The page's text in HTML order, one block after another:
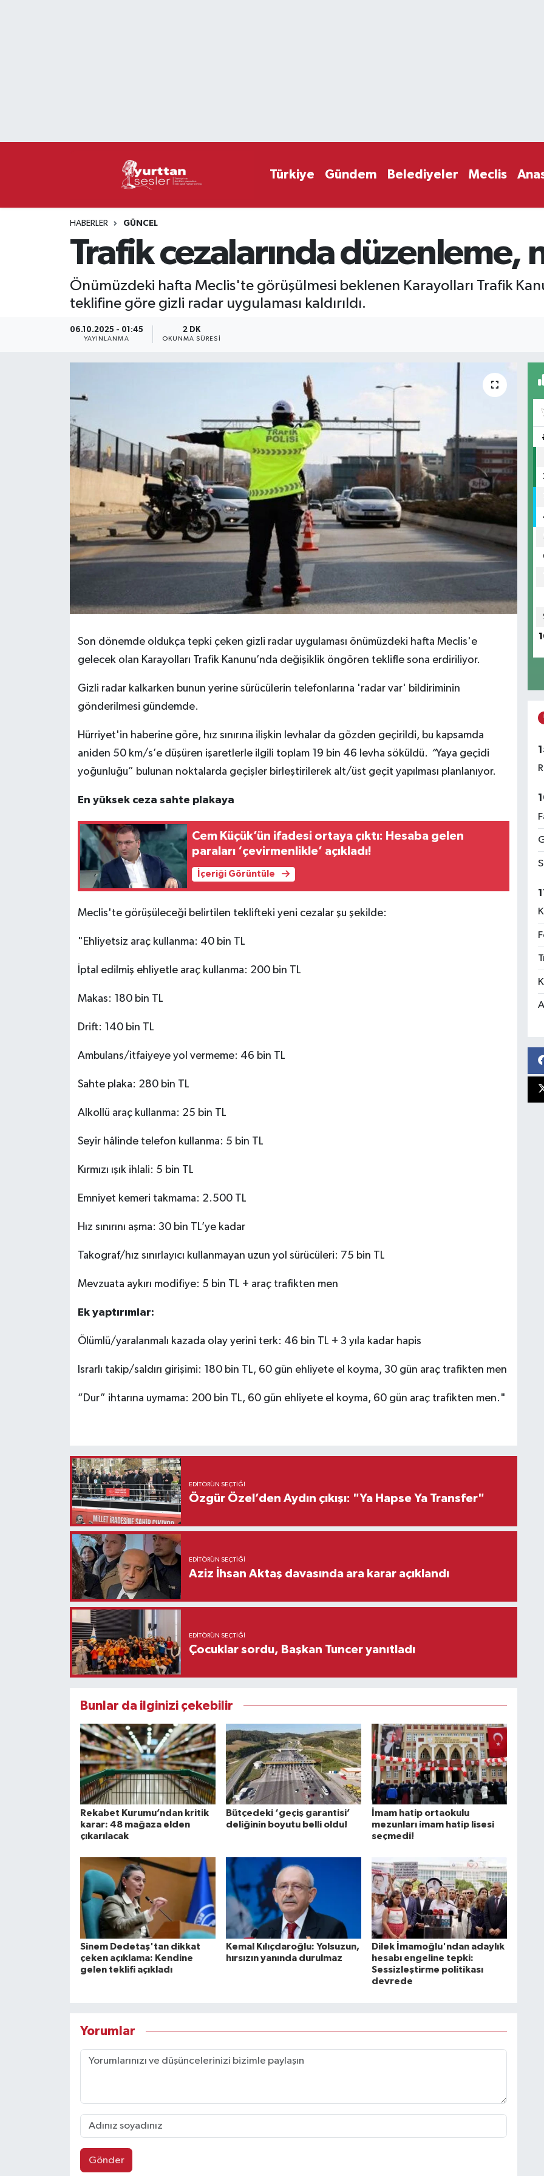
Türkiye Gündem Belediyeler Meclis
HABERLER GÜNCEL
Trafik cezalarında düzenleme,
Önümüzdeki hafta Meclis'te görüşülmesi beklenen Karayolları Trafik
teklifine göre gizli radar uygulaması kaldırıldı.
06.10.2025 - 01:45
YAYINLANMA
2 DK
OKUNMA SÜRESI
Son dönemde oldukça tepki çeken gizli radar uygulaması önümüzdeki hafta Meclis'e
gelecek olan Karayolları Trafik Kanunu’nda değişiklik öngören teklifle sona erdiriliyor.
Gizli radar kalkarken bunun yerine sürücülerin telefonlarına 'radar var' bildiriminin
gönderilmesi gündemde.
Hürriyet'in haberine göre, hız sınırına ilişkin levhalar da gözden geçirildi, bu kapsamda
aniden 50 km/s’e düşüren işaretlerle ilgili toplam 19 bin 46 levha söküldü. “Yaya geçidi
yoğunluğu” bulunan noktalarda geçişler birleştirilerek alt/üst geçit yapılması planlanıyor.
En yüksek ceza sahte plakaya
Cem Küçük’ün ifadesi ortaya çıktı: Hesaba gelen
paraları ‘çevirmenlikle’ açıkladı!
İçeriği Görüntüle
Meclis'te görüşüleceği belirtilen teklifteki yeni cezalar şu şekilde:
"Ehliyetsiz araç kullanma: 40 bin TL
İptal edilmiş ehliyetle araç kullanma: 200 bin TL
Makas: 180 bin TL
Drift: 140 bin TL
Ambulans/itfaiyeye yol vermeme: 46 bin TL
Sahte plaka: 280 bin TL
Alkollü araç kullanma: 25 bin TL
Seyir hâlinde telefon kullanma: 5 bin TL
Kırmızı ışık ihlali: 5 bin TL
Emniyet kemeri takmama: 2.500 TL
Hız sınırını aşma: 30 bin TL’ye kadar
Takograf/hız sınırlayıcı kullanmayan uzun yol sürücüleri: 75 bin TL
Mevzuata aykırı modifiye: 5 bin TL + araç trafikten men
Ek yaptırımlar:
Ölümlü/yaralanmalı kazada olay yerini terk: 46 bin TL + 3 yıla kadar hapis
Israrlı takip/saldırı girişimi: 180 bin TL, 60 gün ehliyete el koyma, 30 gün araç trafikten men
“Dur” ihtarına uymama: 200 bin TL, 60 gün ehliyete el koyma, 60 gün araç trafikten men."
EDITÖRÜN SEÇTIĞI
Özgür Özel’den Aydın çıkışı: "Ya Hapse Ya Transfer"
EDITÖRÜN SEÇTIĞI
Aziz İhsan Aktaş davasında ara karar açıklandı
EDITÖRÜN SEÇTIĞI
Çocuklar sordu, Başkan Tuncer yanıtladı
Bunlar da ilginizi çekebilir
Rekabet Kurumu’ndan kritik
karar: 48 mağaza elden
çıkarılacak
Bütçedeki ‘geçiş garantisi’
deliğinin boyutu belli oldu!
İmam hatip ortaokulu
mezunları imam hatip lisesi
seçmedi!
Sinem Dedetaş'tan dikkat
çeken açıklama: Kendine
gelen teklifi açıkladı
Kemal Kılıçdaroğlu: Yolsuzun,
hırsızın yanında durulmaz
Dilek İmamoğlu'ndan adaylık
hesabı engeline tepki:
Sessizleştirme politikası
devrede
Yorumlar
Gönder
Süper Lig Puan Durumu ve Fikstür
Haber Arşivi